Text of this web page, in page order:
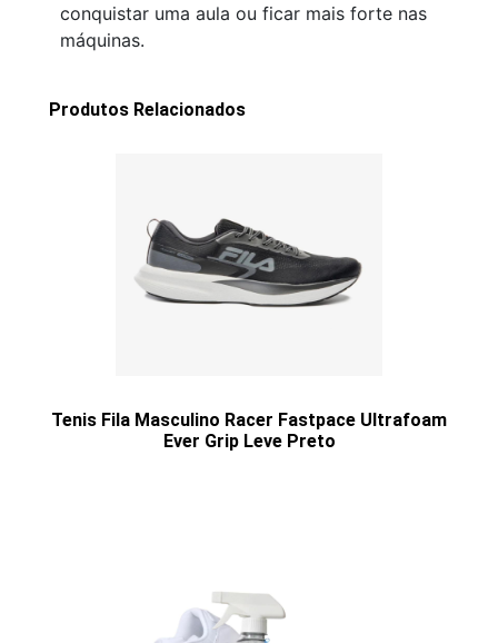
conquistar uma aula ou ficar mais forte nas
máquinas.
Produtos Relacionados
Tenis Fila Masculino Racer Fastpace Ultrafoam
Ever Grip Leve Preto